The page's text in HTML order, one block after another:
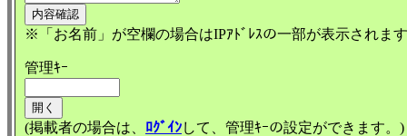
※「お名前」が空欄の場合はIPｱﾄﾞﾚｽの一部が表示されま
管理ｷｰ
(掲載者の場合は、 ﾛｸﾞｲﾝして、管理ｷｰの設定ができます。)